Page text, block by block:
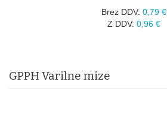
Brez DDV: 0,79 €
Z DDV: 0,96 €
GPPH Varilne mize